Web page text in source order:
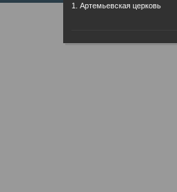
1. Артемьевская церковь